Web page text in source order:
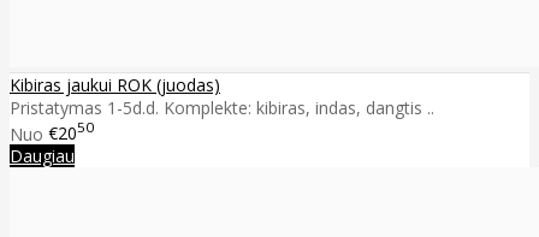
Kibiras jaukui ROK (juodas)
Pristatymas 1-5d.d. Komplekte: kibiras, indas, dangtis ..
Nuo €2050
Daugiau